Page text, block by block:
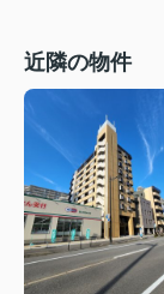
近隣の物件